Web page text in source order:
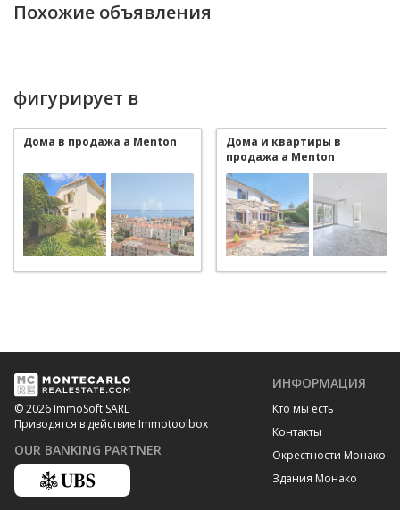
Похожие объявления
фигурирует в
Дома в продажа a Menton
Дома и квартиры в
продажа a Menton
© 2026 ImmoSoft SARL
Приводятся в действие Immotoolbox
OUR BANKING PARTNER
ИНФОРМАЦИЯ
Кто мы есть
Контакты
Окрестности Монако
Здания Монако